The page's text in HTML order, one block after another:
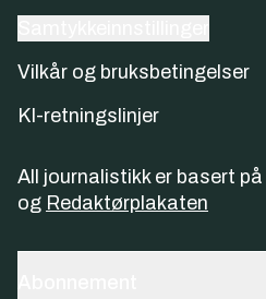
Vilkår og bruksbetingelser
KI-retningslinjer
All journalistikk er basert på
og Redaktørplakaten